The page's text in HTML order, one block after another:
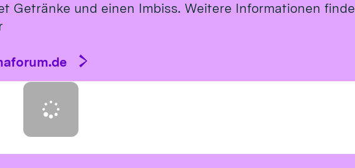
Getränke und einen Imbiss. Weitere Informationen